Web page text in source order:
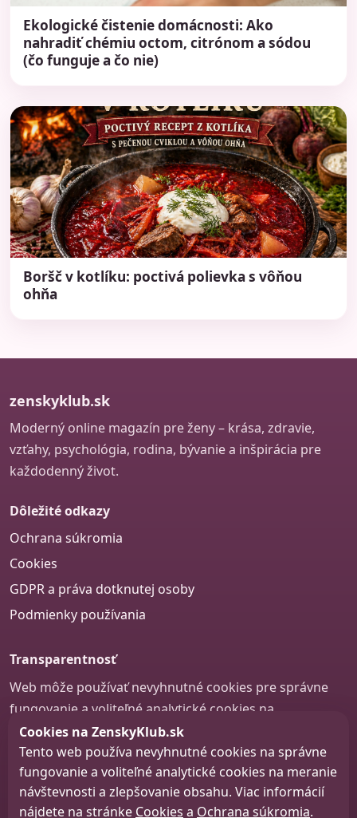
Ekologické čistenie domácnosti: Ako
nahradiť chémiu octom, citrónom a sódou
(čo funguje a čo nie)
Boršč v kotlíku: poctivá polievka s vôňou
ohňa
zenskyklub.sk
Moderný online magazín pre ženy – krása, zdravie,
vzťahy, psychológia, rodina, bývanie a inšpirácia pre
každodenný život.
Dôležité odkazy
Ochrana súkromia
Cookies
GDPR a práva dotknutej osoby
Podmienky používania
Transparentnosť
Web môže používať nevyhnutné cookies pre správne
fungovanie a voliteľné analytické cookies na
zlepšovanie obsahu a používateľskej skúsenosti.
Nastavenie cookies
© 2026 zenskyklub.sk
Cookies na ZenskyKlub.sk
Tento web používa nevyhnutné cookies na správne
fungovanie a voliteľné analytické cookies na meranie
návštevnosti a zlepšovanie obsahu. Viac informácií
nájdete na stránke Cookies a Ochrana súkromia.